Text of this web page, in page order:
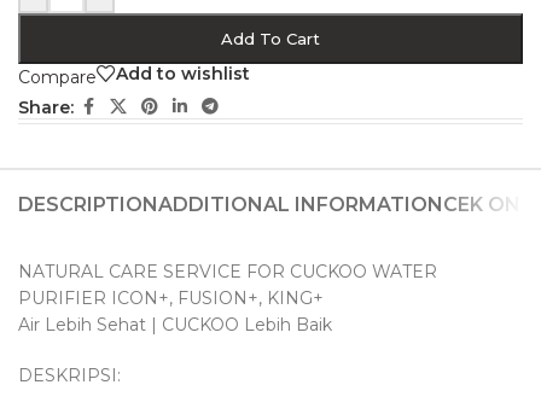
Add To Cart
Compare
Add to wishlist
Share:
DESCRIPTIONADDITIONAL INFORMATIONCEK
NATURAL CARE SERVICE FOR CUCKOO WATER
PURIFIER ICON+, FUSION+, KING+
Air Lebih Sehat | CUCKOO Lebih Baik
DESKRIPSI: